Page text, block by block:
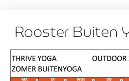
Rooster Buiten